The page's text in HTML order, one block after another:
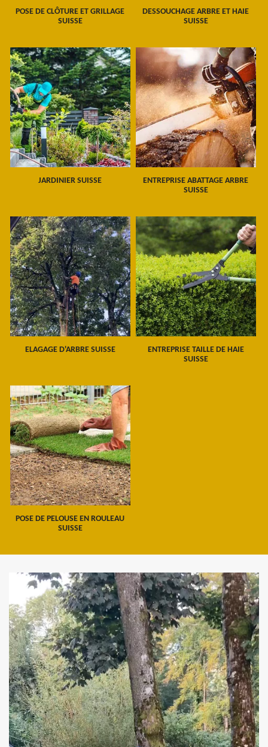
POSE DE CLÔTURE ET GRILLAGE
SUISSE
DESSOUCHAGE ARBRE ET HAIE
SUISSE
JARDINIER SUISSE
ENTREPRISE ABATTAGE ARBRE
SUISSE
ELAGAGE D'ARBRE SUISSE
ENTREPRISE TAILLE DE HAIE
SUISSE
POSE DE PELOUSE EN ROULEAU
SUISSE